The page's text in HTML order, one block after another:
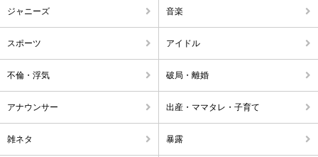
ジャニーズ 音楽
スポーツ アイドル
不倫・浮気 破局・離婚
アナウンサー 出産・ママタレ・子育て
雑ネタ 暴露